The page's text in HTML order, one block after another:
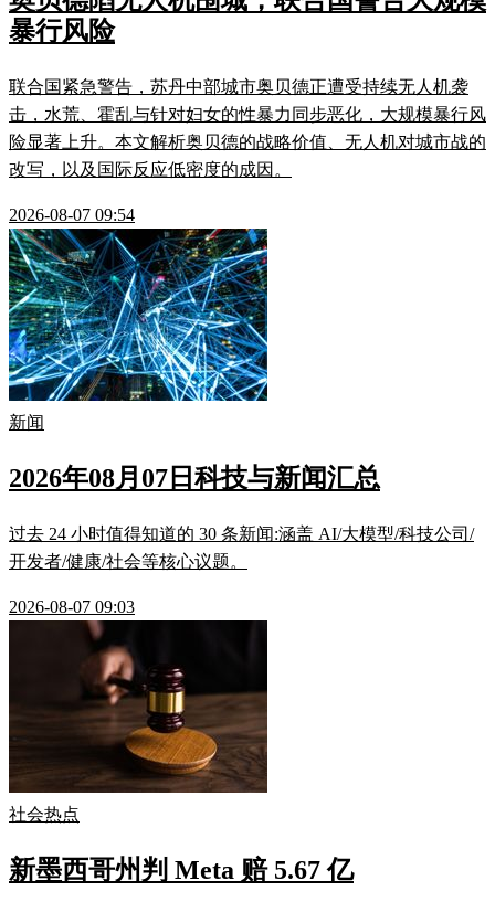
暴行风险
联合国紧急警告，苏丹中部城市奥贝德正遭受持续无人机袭
击，水荒、霍乱与针对妇女的性暴力同步恶化，大规模暴行风
险显著上升。本文解析奥贝德的战略价值、无人机对城市战的
改写，以及国际反应低密度的成因。
2026-08-07 09:54
新闻
2026年08月07日科技与新闻汇总
过去 24 小时值得知道的 30 条新闻:涵盖 AI/大模型/科技公司/
开发者/健康/社会等核心议题。
2026-08-07 09:03
社会热点
新墨西哥州判 Meta 赔 5.67 亿